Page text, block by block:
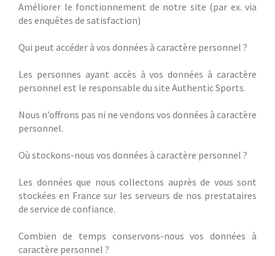
Améliorer le fonctionnement de notre site (par ex. via
des enquêtes de satisfaction)
Qui peut accéder à vos données à caractère personnel ?
Les personnes ayant accès à vos données à caractère
personnel est le responsable du site Authentic Sports.
Nous n’offrons pas ni ne vendons vos données à caractère
personnel.
Où stockons-nous vos données à caractère personnel ?
Les données que nous collectons auprès de vous sont
stockées en France sur les serveurs de nos prestataires
de service de confiance.
Combien de temps conservons-nous vos données à
caractère personnel ?